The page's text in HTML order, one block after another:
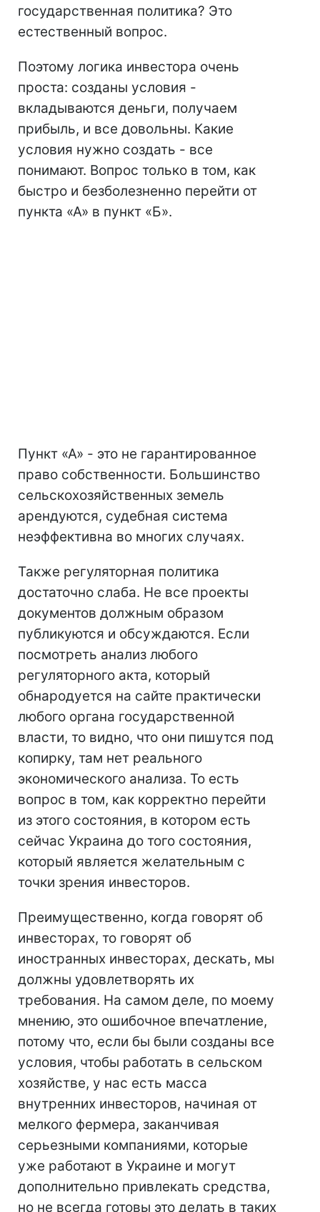
государственная политика? Это
естественный вопрос.
Поэтому логика инвестора очень
проста: созданы условия -
вкладываются деньги, получаем
прибыль, и все довольны. Какие
условия нужно создать - все
понимают. Вопрос только в том, как
быстро и безболезненно перейти от
пункта «А» в пункт «Б».
Пункт «А» - это не гарантированное
право собственности. Большинство
сельскохозяйственных земель
арендуются, судебная система
неэффективна во многих случаях.
Также регуляторная политика
достаточно слаба. Не все проекты
документов должным образом
публикуются и обсуждаются. Если
посмотреть анализ любого
регуляторного акта, который
обнародуется на сайте практически
любого органа государственной
власти, то видно, что они пишутся под
копирку, там нет реального
экономического анализа. То есть
вопрос в том, как корректно перейти
из этого состояния, в котором есть
сейчас Украина до того состояния,
который является желательным с
точки зрения инвесторов.
Преимущественно, когда говорят об
инвесторах, то говорят об
иностранных инвесторах, дескать, мы
должны удовлетворять их
требования. На самом деле, по моему
мнению, это ошибочное впечатление,
потому что, если бы были созданы все
условия, чтобы работать в сельском
хозяйстве, у нас есть масса
внутренних инвесторов, начиная от
мелкого фермера, заканчивая
серьезными компаниями, которые
уже работают в Украине и могут
дополнительно привлекать средства,
но не всегда готовы это делать в таких